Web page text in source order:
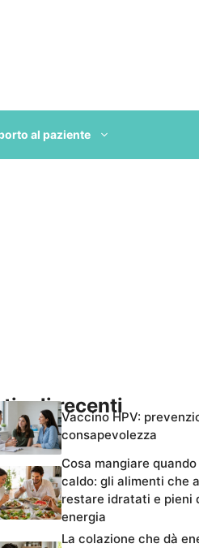
al paziente
recenti
Vaccino HPV:
consapevolezza
Cosa mangiare
caldo: gli alimenti che
restare idratati e pieni
energia
La colazione che dà